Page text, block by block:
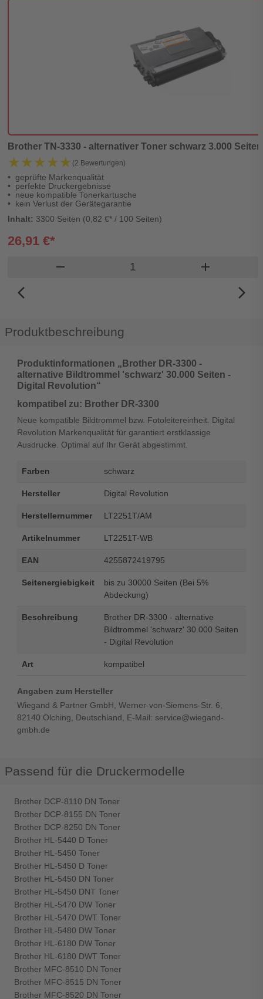
Brother TN-3330 - alternativer Toner schwarz 3.000
★★★★★
★★★★★ (2 Bewertungen)
geprüfte Markenqualität
perfekte Druckergebnisse
neue kompatible Tonerkartusche
kein Verlust der Gerätegarantie
Inhalt: 3300 Seiten (0,82 €* / 100 Seiten)
26,91 €*
remove Produkt Warenkorb Menge
add
arrow_back_ios_new
arrow_forward_ios
Produktbeschreibung
Produktinformationen „Brother DR-3300 -
alternative Bildtrommel 'schwarz' 30.000 Seiten -
Digital Revolution“
kompatibel zu: Brother DR-3300
Neue kompatible Bildtrommel bzw. Fotoleitereinheit. Digital
Revolution Markenqualität für garantiert erstklassige
Ausdrucke. Optimal auf Ihr Gerät abgestimmt.
Farben schwarz
Hersteller Digital Revolution
Herstellernummer LT2251T/AM
Artikelnummer LT2251T-WB
EAN 4255872419795
Seitenergiebigkeit
bis zu 30000 Seiten (Bei 5%
Abdeckung)
Beschreibung
Brother DR-3300 - alternative
Bildtrommel 'schwarz' 30.000 Seiten
- Digital Revolution
Art kompatibel
Angaben zum Hersteller
Wiegand & Partner GmbH, Werner-von-Siemens-Str. 6,
82140 Olching, Deutschland, E-Mail: service@wiegand-
gmbh.de
Passend für die Druckermodelle
Brother DCP-8110 DN Toner
Brother DCP-8155 DN Toner
Brother DCP-8250 DN Toner
Brother HL-5440 D Toner
Brother HL-5450 Toner
Brother HL-5450 D Toner
Brother HL-5450 DN Toner
Brother HL-5450 DNT Toner
Brother HL-5470 DW Toner
Brother HL-5470 DWT Toner
Brother HL-5480 DW Toner
Brother HL-6180 DW Toner
Brother HL-6180 DWT Toner
Brother MFC-8510 DN Toner
Brother MFC-8515 DN Toner
Brother MFC-8520 DN Toner